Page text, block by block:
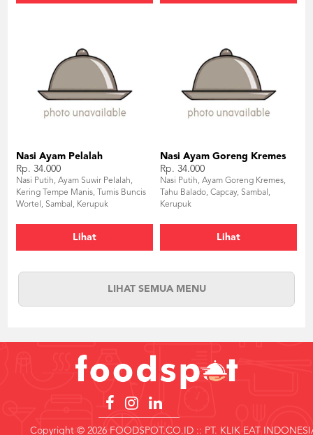
Nasi Ayam Pelalah
Rp. 34.000
Nasi Putih, Ayam Suwir Pelalah,
Kering Tempe Manis, Tumis Buncis
Wortel, Sambal, Kerupuk
Lihat
Nasi Ayam Goreng Kremes
Rp. 34.000
Nasi Putih, Ayam Goreng Kremes,
Tahu Balado, Capcay, Sambal,
Kerupuk
Lihat
LIHAT SEMUA MENU
Copyright © 2026 FOODSPOT.CO.ID :: PT. KLIK EAT